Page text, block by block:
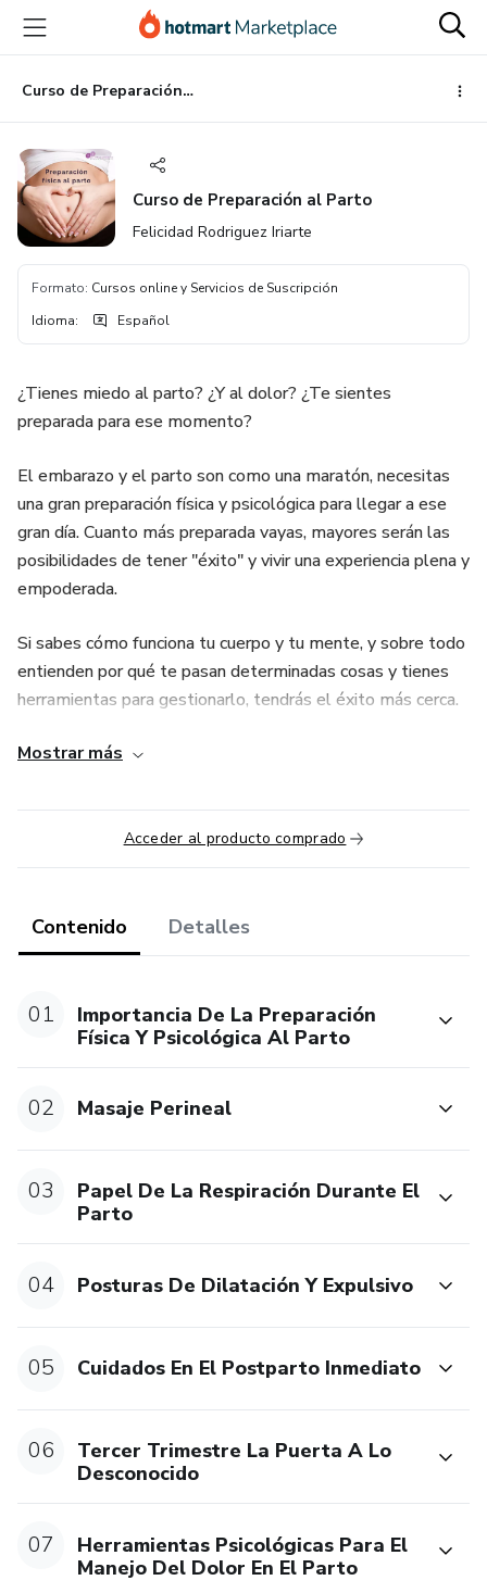
principal
página
de
página
Curso de Preparación al Parto
Curso de Preparación al Parto
Felicidad Rodriguez Iriarte
Formato: Cursos online y Servicios de Suscripción
Idioma: Español
¿Tienes miedo al parto? ¿Y al dolor? ¿Te sientes
preparada para ese momento?
El embarazo y el parto son como una maratón, necesitas
una gran preparación física y psicológica para llegar a ese
gran día. Cuanto más preparada vayas, mayores serán las
posibilidades de tener "éxito" y vivir una experiencia plena y
empoderada.
Si sabes cómo funciona tu cuerpo y tu mente, y sobre todo
entienden por qué te pasan determinadas cosas y tienes
herramientas para gestionarlo, tendrás el éxito más cerca.
Con este curso, de 16 lecciones, tendrás todas las
feliz.
Diseñado y desarrollado por una fisioterapeuta
Mostrar más
Acceder al producto comprado
Contenido Detalles
01
Importancia De La Preparación
Física Y Psicológica Al Parto
02 Masaje Perineal
03
Papel De La Respiración Durante El
Parto
04 Posturas De Dilatación Y Expulsivo
05 Cuidados En El Postparto Inmediato
06
Tercer Trimestre La Puerta A Lo
Desconocido
07
Herramientas Psicológicas Para El
Manejo Del Dolor En El Parto